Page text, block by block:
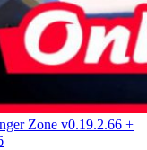
Zone v0.19.2.66 +